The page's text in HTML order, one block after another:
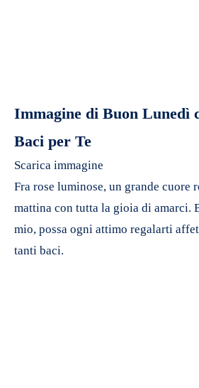
Immagine di Buon Lunedì
Baci per Te
Scarica immagine
Fra rose luminose, un grande cuore
mattina con tutta la gioia di amarci.
mio, possa ogni attimo regalarti
tanti baci.